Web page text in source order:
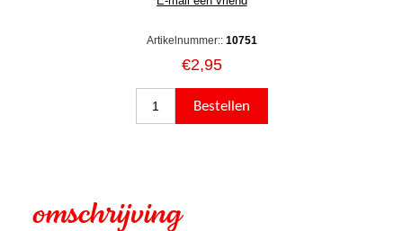
Artikelnummer:: 10751
€2,95
omschrijving